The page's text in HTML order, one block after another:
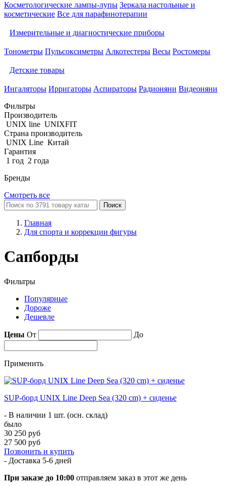
Косметологические лампы-лупы Зеркала настольные и
косметические Все для парафинотерапии
Измерительные и диагностические приборы
Тонометры Пульсоксиметры Алкотестеры Весы Ростомеры
Детские товары
Ингаляторы Ирригаторы Аспираторы Радионяни Видеоняни
Фильтры
Производитель
UNIX line UNIXFIT
Страна производитель
UNIX Line Китай
Гарантия
1 год 2 года
Бренды
Смотреть все
Поиск
Главная
Для спорта и коррекции фигуры
Сапборды
Фильтры
Популярные
Дороже
Дешевле
Цены От До
Применить
SUP-борд UNIX Line Deep Sea (320 cm) + сиденье
- В наличии 1 шт. (осн. склад)
было
30 250 руб
27 500 руб
Позвонить и купить
- Доставка 5-6 дней
При заказе до 10:00 отправляем заказ в этот же день